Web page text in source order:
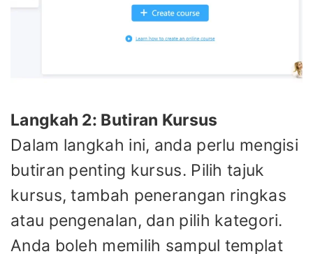
Langkah 2: Butiran Kursus
Dalam langkah ini, anda perlu mengisi
butiran penting kursus. Pilih tajuk
kursus, tambah penerangan ringkas
atau pengenalan, dan pilih kategori.
Anda boleh memilih sampul templat